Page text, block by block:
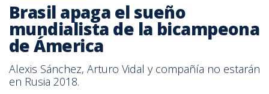
Brasil apaga el sueño
mundialista de la bicampeona
de Ámerica
Alexis Sánchez, Arturo Vidal y compañía no estarán
en Rusia 2018.